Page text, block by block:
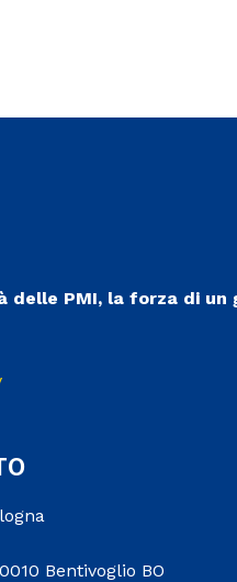
delle PMI, la forza di un
Bentivoglio BO